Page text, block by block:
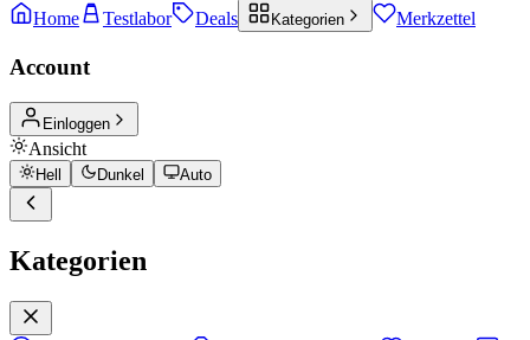
Home Testlabor Deals Kategorien Merkzettel
Account
Einloggen
Ansicht
Hell Dunkel Auto
Kategorien